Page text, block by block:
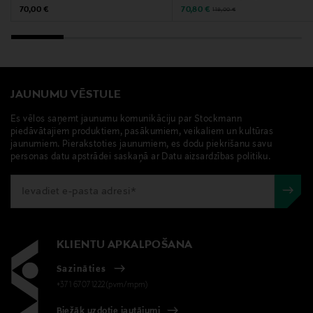
Original Price
70,00 €
Discounted Price
70,80 € Original Price
119,00 €
JAUNUMU VĒSTULE
Es vēlos saņemt jaunumu komunikāciju par Stockmann
piedāvātajiem produktiem, pasākumiem, veikaliem un kultūras
jaunumiem. Pierakstoties jaunumiem, es dodu piekrišanu savu
personas datu apstrādei saskaņā ar Datu aizsardzības politiku.
KLIENTU APKALPOŠANA
Sazināties
+371 67071222(pvm/mpm)